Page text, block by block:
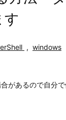
す
, windows
があるので自分